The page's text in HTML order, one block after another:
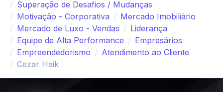
Superação de Desafios / Mudanças
Motivação - Corporativa
Mercado Imobiliário
Mercado de Luxo - Vendas
Liderança
Equipe de Alta Performance
Empresários
Empreendedorismo
Atendimento ao Cliente
Cezar Haik